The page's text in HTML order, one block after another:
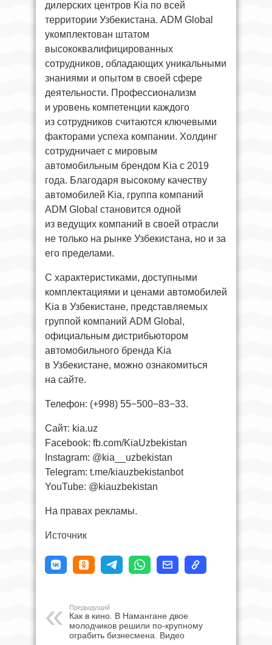
дилерских центров Kia по всей
территории Узбекистана. ADM Global
укомплектован штатом
высококвалифицированных
сотрудников, обладающих уникальными
знаниями и опытом в своей сфере
деятельности. Профессионализм
и уровень компетенции каждого
из сотрудников считаются ключевыми
факторами успеха компании. Холдинг
сотрудничает с мировым
автомобильным брендом Kia с 2019
года. Благодаря высокому качеству
автомобилей Kia, группа компаний
ADM Global становится одной
из ведущих компаний в своей отрасли
не только на рынке Узбекистана, но и за
его пределами.
С характеристиками, доступными
комплектациями и ценами автомобилей
Kia в Узбекистане, представляемых
группой компаний ADM Global,
официальным дистрибьютором
автомобильного бренда Kia
в Узбекистане, можно ознакомиться
на сайте.
Телефон: (+998) 55−500−83−33.
Сайт: kia.uz
Facebook: fb.com/KiaUzbekistan
Instagram: @kia__uzbekistan
Telegram: t.me/kiauzbekistanbot
YouTube: @kiauzbekistan
На правах рекламы.
Источник
Предыдущий
Как в кино. В Намангане двое
молодчиков решили по-крупному
ограбить бизнесмена. Видео